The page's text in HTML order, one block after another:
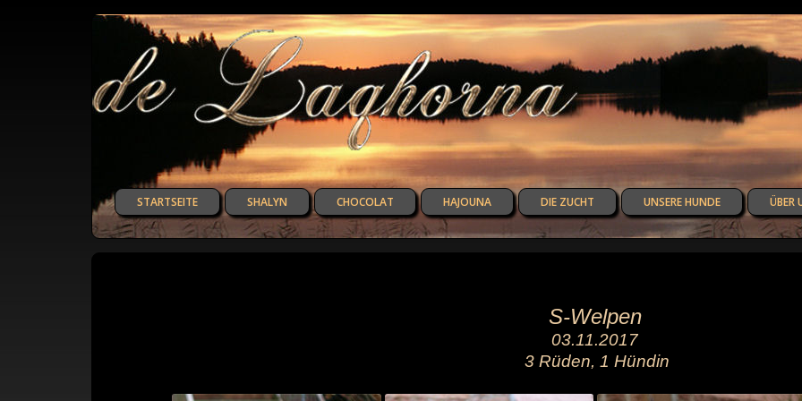
STARTSEITE SHALYN CHOCOLAT HAJOUNA DIE ZUCHT UNSERE HUNDE ÜBER
S-Welpen
03.11.2017
3 Rüden, 1 Hündin